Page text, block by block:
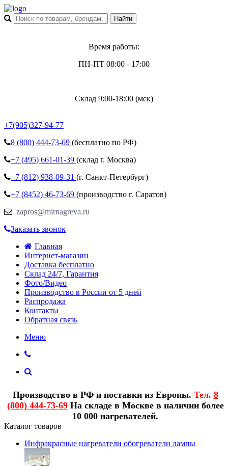
Время работы:
ПН-ПТ 08:00 - 17:00
Склад 9:00-18:00 (мск)
+7(905)327-94-77
8 (800) 444-73-69 (бесплатно по РФ)
+7 (495) 661-01-39 (склад г. Москва)
+7 (812) 938-09-31 (г. Санкт-Петербург)
+7 (8452) 46-73-69 (производство г. Саратов)
zapros@mirnagreva.ru
Заказать звонок
Главная
Интернет-магазин
Доставка бесплатно
Склад 24/7, Гарантия
Фото/Видео
Производство в России от 5 дней
Распродажа
Контакты
Обратная связь
Меню
Производство в РФ и поставки из Европы. Тел. 8
(800) 444-73-69На складе в Москве в наличии более
10 000 нагревателей.
Каталог товаров
Инфракрасные нагреватели обогреватели лампы